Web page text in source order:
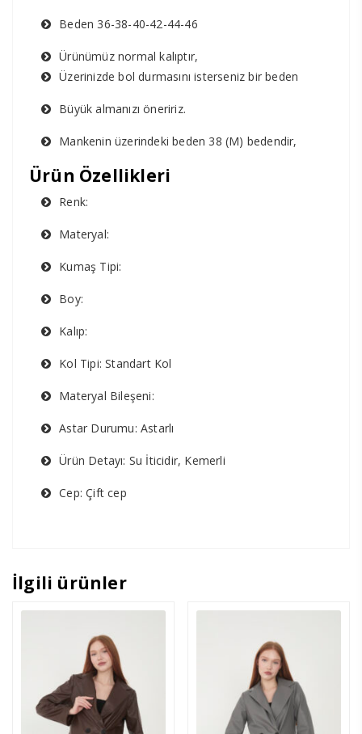
Beden 36-38-40-42-44-46
Ürünümüz normal kalıptır,
Üzerinizde bol durmasını isterseniz bir beden
Büyük almanızı öneririz.
Mankenin üzerindeki beden 38 (M) bedendir,
Ürün Özellikleri
Renk:
Materyal:
Kumaş Tipi:
Boy:
Kalıp:
Kol Tipi: Standart Kol
Materyal Bileşeni:
Astar Durumu: Astarlı
Ürün Detayı: Su İticidir, Kemerli
Cep: Çift cep
İlgili ürünler